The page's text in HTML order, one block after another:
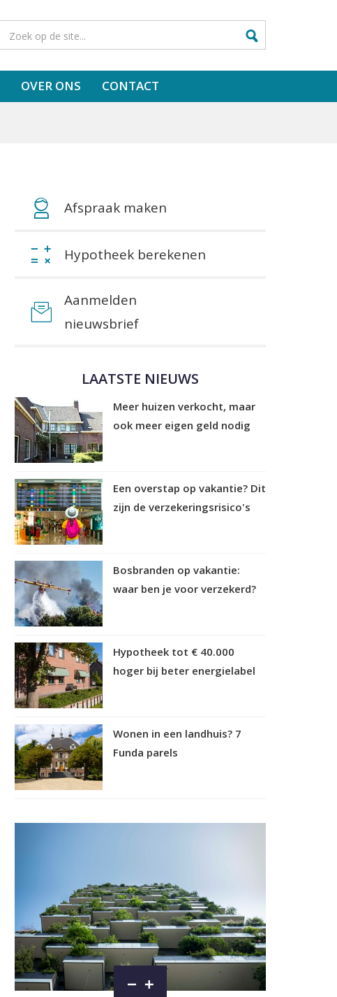
OVER ONS CONTACT
Afspraak maken
Hypotheek berekenen
Aanmelden
nieuwsbrief
LAATSTE NIEUWS
Meer huizen verkocht, maar
ook meer eigen geld nodig
Een overstap op vakantie? Dit
zijn de verzekeringsrisico's
Bosbranden op vakantie:
waar ben je voor verzekerd?
Hypotheek tot € 40.000
hoger bij beter energielabel
Wonen in een landhuis? 7
Funda parels